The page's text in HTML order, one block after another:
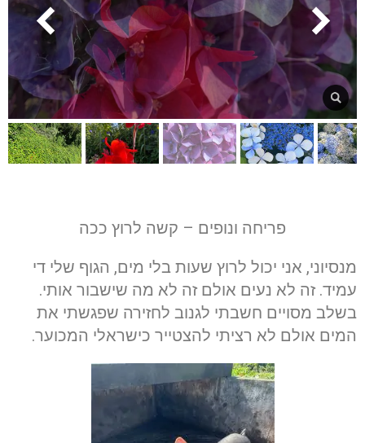
פריחה ונופים – קשה לרוץ ככה
מנסיוני, אני יכול לרוץ שעות בלי מים, הגוף שלי די
עמיד. זה לא נעים אולם זה לא מה שישבור אותי.
בשלב מסויים חשבתי לגנוב לחזירה שפגשתי את
המים אולם לא רציתי להצטייר כישראלי המכוער.